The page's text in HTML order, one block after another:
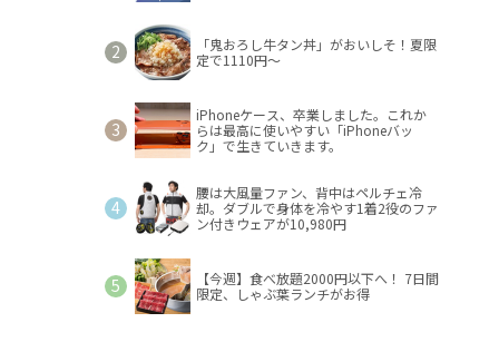
「鬼おろし牛タン丼」がおいしそ！夏限
定で1110円～
iPhoneケース、卒業しました。これか
らは最高に使いやすい「iPhoneバッ
ク」で生きていきます。
腰は大風量ファン、背中はペルチェ冷
却。ダブルで身体を冷やす1着2役のファ
ン付きウェアが10,980円
【今週】食べ放題2000円以下へ！ 7日間
限定、しゃぶ葉ランチがお得